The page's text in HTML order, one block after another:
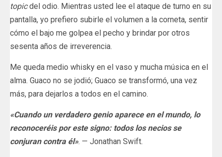
topicdel odio. Mientras usted lee el ataque de turno en su
pantalla, yo prefiero subirle el volumen a la corneta, sentir
cómo el bajo me golpea el pecho y brindar por otros
sesenta años de irreverencia.
Me queda medio whisky en el vaso y mucha música en el
alma. Guaco no se jodió; Guaco se transformó, una vez
más, para dejarlos a todos en el camino.
«Cuando un verdadero genio aparece en el mundo, lo
reconoceréis por este signo: todos los necios se
conjuran contra él». — Jonathan Swift.